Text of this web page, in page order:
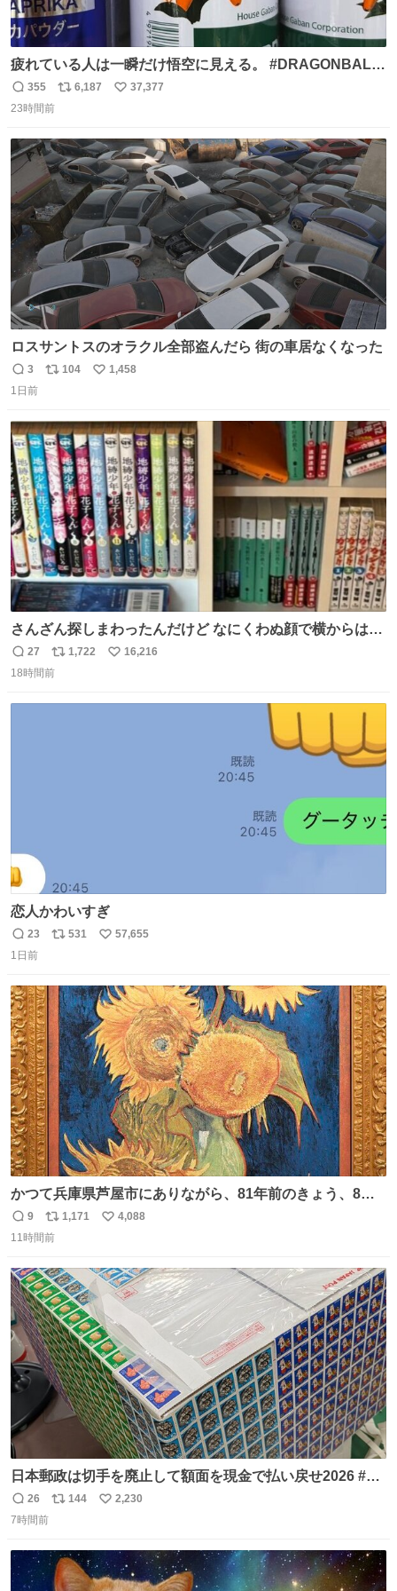
疲れている人は一瞬だけ悟空に見える。 #DRAGONBALL
#ドラゴンボール
返
信
355
リ
ト
数
6,187
い
数
37,377
23時間前
ロスサントスのオラクル全部盗んだら 街の車居なくなった
返
信
3
リ
ト
数
104
い
数
1,458
1日前
さんざん探しまわったんだけど なにくわぬ顔で横からはえ
てた
返
信
27
リ
ポ
1,722
い
16,216
18時間前
恋人かわいすぎ
返
信
23
リ
ト
数
531
い
数
57,655
1日前
かつて兵庫県芦屋市にありながら、81年前のきょう、8月6
日の阪神大空襲の折に残念ながら焼失した、 #ゴッホ の幻
の「 #ヒマワリ 」。 当館は、東京都にある武者小路実篤記
り陶板で原寸大に再現し、2014年より展示しています。 #
大塚国際美術館
返
信
9
リ
ポ
ト
数
1,171
い
数
4,088
11時間前
日本郵政は切手を廃止して額面を現金で払い戻せ2026 #日
本郵政 @JapanPostHD_PR
返
信
26
リ
ト
数
144
い
数
2,230
7時間前